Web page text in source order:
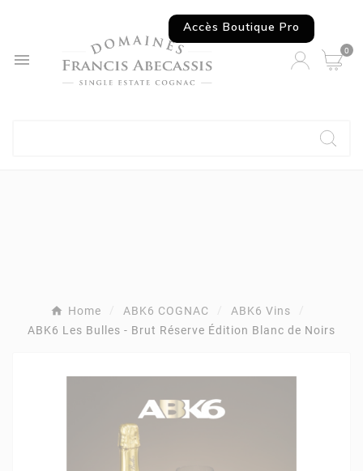
 0
Home ABK6 COGNAC
ABK6 Vins
ABK6 Les Bulles - Brut Réserve Édition Blanc de Noirs
Accès Boutique Pro